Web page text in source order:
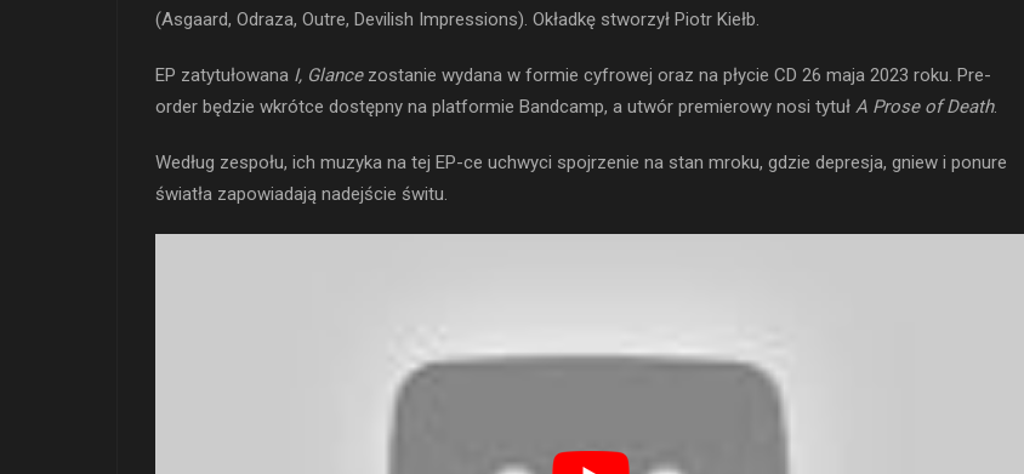
(Asgaard, Odraza, Outre, Devilish Impressions). Okładkę stworzył Piotr Kiełb.
EP zatytułowana I, Glancezostanie wydana w formie cyfrowej oraz na płycie CD 26 maja 2023 roku. Pre-
order będzie wkrótce dostępny na platformie Bandcamp, a utwór premierowy nosi tytuł A Prose of Death.
Według zespołu, ich muzyka na tej EP-ce uchwyci spojrzenie na stan mroku, gdzie depresja, gniew i ponure
światła zapowiadają nadejście świtu.